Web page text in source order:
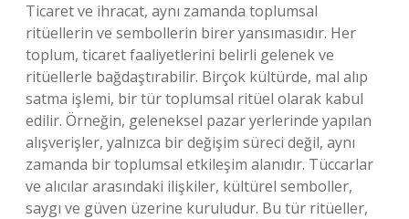
Ticaret ve ihracat, aynı zamanda toplumsal
ritüellerin ve sembollerin birer yansımasıdır. Her
toplum, ticaret faaliyetlerini belirli gelenek ve
ritüellerle bağdaştırabilir. Birçok kültürde, mal alıp
satma işlemi, bir tür toplumsal ritüel olarak kabul
edilir. Örneğin, geleneksel pazar yerlerinde yapılan
alışverişler, yalnızca bir değişim süreci değil, aynı
zamanda bir toplumsal etkileşim alanıdır. Tüccarlar
ve alıcılar arasındaki ilişkiler, kültürel semboller,
saygı ve güven üzerine kuruludur. Bu tür ritüeller,